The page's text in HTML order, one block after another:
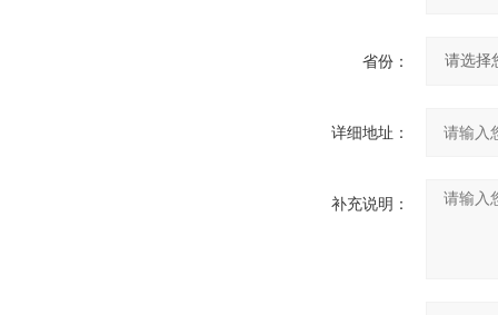
省份：
详细地址：
补充说明：